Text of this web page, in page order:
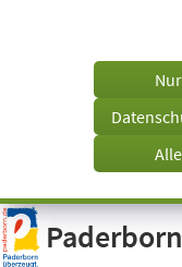
Visuelle
Assistenzsoftware
öffnen.Paderborn